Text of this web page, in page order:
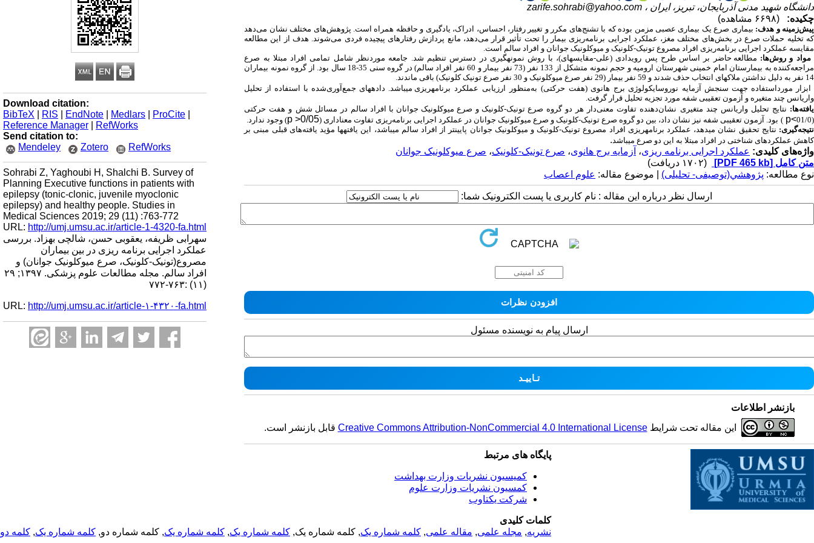
Download citation:
BibTeX
RIS EndNote Medlars ProCite
Reference Manager
RefWorks
Send citation to:
Mendeley
Zotero RefWorks
Sohrabi Z, Yaghoubi H, Shalchi B. Survey of
Planning Executive functions in patients with
epilepsy (tonic-clonic, juvenile myoclonic
epilepsy) and healthy people. Studies in
Medical Sciences 2019; 29 (11) :763-772
URL: http://umj.umsu.ac.ir/article-1-4320-fa.html
سهرابی ظریفه، یعقوبی حسن، شالچی بهزاد. بررسی
عملکرد اجرایی برنامه ریزی در بین بیماران
مصروع(تونیک-کلونیک، صرع میوکلونیک جوانان) و
افراد سالم. مجله مطالعات علوم پزشکی. ۱۳۹۷; ۲۹
(۱۱) :۷۶۳-۷۷۲
URL: http://umj.umsu.ac.ir/article-۱-۴۳۲۰-fa.html
دانشگاه شهید مدنی آذربایجان، تبریز، ایران ، zarife.sohrabi@yahoo.com
چکیده:
(۶۶۹۸ مشاهده)
پیش‌زمینه و هدف: بیماری صرع یک بیماری عصبی مزمن بوده که با تشنج‌های مکرر و تغییر رفتار، احساس، ادراک، یادگیری و حافظه همراه است. پژوهش‌های مختلف نشان می‌دهد
که تخلیه حملات صرع در بخش‌های مختلف مغز، عملکرد اجرایی برنامه‌ریزی بیمار را تحت تأثیر قرار می‌دهد، مانع پردازش رفتارهای پیچیده فردی می‌شوند. هدف از این مطالعه
مقایسه عملکرد اجرایی برنامه‌ریزی افراد مصروع تونیک-کلونیک و میوکلونیک جوانان و افراد سالم است.
مواد و روش‌ها: مطالعه حاضر بر اساس طرح پس رویدادی (علی-مقایسه­ای)، با روش نمونه‏گیری در دسترس تنظیم شد. جامعه موردنظر شامل تمامی افراد مبتلا به صرع
مراجعه‌کننده به بیمارستان امام خمینی شهرستان ارومیه
و حجم نمونه متشکل از 133 نفر (73 نفر بیمار و 60 نفر افراد سالم) در گروه سنی 35-18 سال بود. از گروه نمونه بیماران
14 نفر به دلیل نداشتن ملاک‏های انتخاب حذف شدند و 59 نفر بیمار (29 نفر صرع میوکلونیک و 30 نفر صرع تونیک کلونیک) باقی ماندند.
ابزار مورداستفاده جهت سنجش آزمایه نوروسایکولوژی برج هانوی (هفت حرکتی) به‌منظور ارزیابی عملکرد برنامه‏ریزی می­باشد. داده­های جمع‌آوری‌شده با استفاده از تحلیل
واریانس چند متغیره و آزمون تعقیبی شفه مورد تجزیه تحلیل قرار گرفت.
یافته‌ها: نتایج تحلیل واریانس چند متغیری نشان‌دهنده تفاوت معنی‌دار هر دو گروه صرع تونیک-کلونیک و صرع میوکلونیک جوانان با افراد سالم در مسائل شش و هفت حرکتی
(
01/0
p<
) بود. آزمون تعقیبی شفه نیز نشان داد، بین دو گروه صرع تونیک-کلونیک و صرع میوکلونیک جوانان در عملکرد اجرایی برنامه‌ریزی تفاوت معناداری (p >0/05
) وجود ندارد.
نتیجه‌گیری: نتایج تحقیق نشان می‏دهد، عملکرد برنامه‏ریزی افراد مصروع تونیک-کلونیک و میوکلونیک جوانان پایین‏تر از افراد سالم می‏باشد، این یافته­ها مؤید یافته‌های قبلی مبنی بر
کاهش عملکردهای شناختی در افراد مبتلا به این دو صرع می­باشد.
واژه‌های کلیدی: عملکرد اجرایی برنامه ریزی، آزمایه برج هانوی، صرع تونیک-کلونیک، صرع میوکلونیک جوانان
متن کامل [PDF 465 kb]
(۱۷۰۲ دریافت)
نوع مطالعه: پژوهشي(توصیفی- تحلیلی) | موضوع مقاله: علوم اعصاب
ارسال نظر درباره این مقاله : نام کاربری یا پست الکترونیک شما:
ارسال پیام به نویسنده مسئول
بازنشر اطلاعات
این مقاله تحت شرایطCreative Commons Attribution-NonCommercial 4.0 International License قابل بازنشر است.
پایگاه های مرتبط
کمیسیون نشریات وزارت بهداشت
کمسیون نشریات وزارت علوم
شرکت یکتاوب
کلمات کلیدی
نشریه, مجله علمی, مقاله علمی, کلمه شماره یک, کلمه شماره یک, کلمه شماره یک, کلمه شماره یک, کلمه شماره دو, کلمه شماره یک, کلمه دو